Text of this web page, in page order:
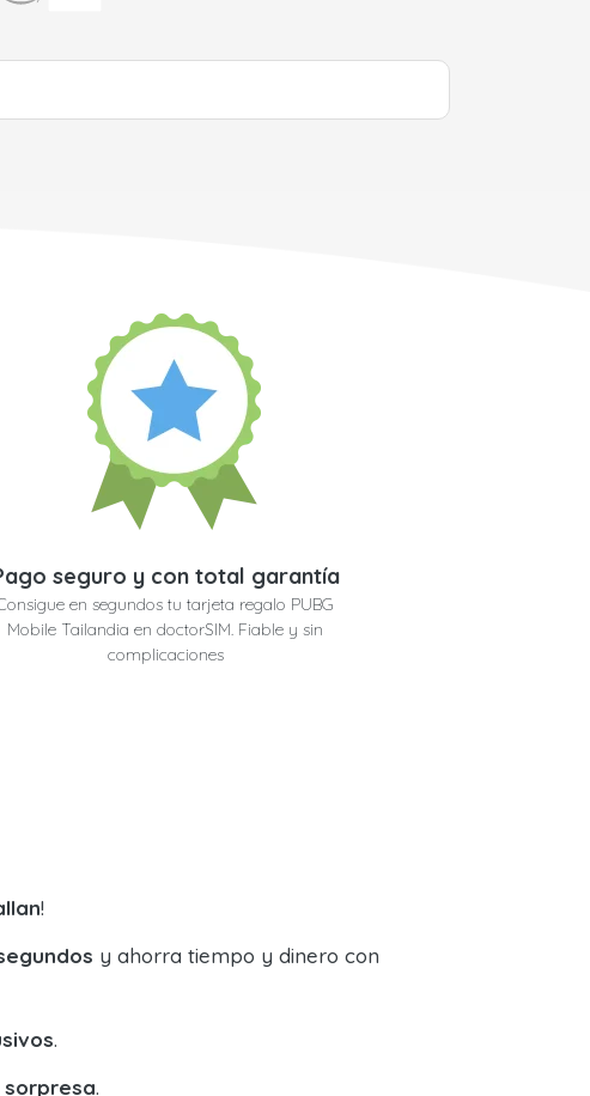
seguro y con total garantía
en segundos tu tarjeta regalo PUBG
Mobile Tailandia en doctorSIM. Fiable y sin
complicaciones
!
y ahorra tiempo y dinero con
.
.